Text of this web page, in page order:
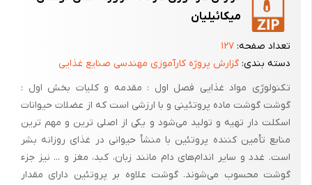
چربی اثر زیادی درکیفیت محصول نهایی دارد زیرا اگر مقدار چربی به مقدار
فرمول نهایی نباشد همبرگر کمی خشک و فاقد رطوبت مطلوب خواهد بود.
پیاز فیزیکی از مواد اولیه اصلی مورد استفاده درتهیه همبرگر می باشد از
آنجائیکه پیازتازه تا حدود 90% آب دارد بنابراین باید درتنظیم رطوبت نهایی
محصول مقدار آب موجود در پیاز را در نظر گرفت پیاز به عنوان طعم دهنده و
پوشاننده طعم های نامطلوب همچنین ایجاد بافتی ترد و آبدار درمحصول
نقش ویژه ای دارد.
میکائیلیان
تعداد صفحه: ۱۲۷
دسته بندی: گزارش پروژه کارآموزی مهندسی صنایع غذایی
تکنولوژی مواد غذایی فصل اول : مقدمه و کلیات بخش اول :
گوشت گوشت ماده پروتئینی و با ارزشی است که از عضلات حیوانات
اسکلت دار تهیه و تولید می‌شود و یکی از اصلی ترین و مهم ترین
منابع تأمین کننده پروتئین با منشأ حیوانی در غذای روزانه بشر
است. غدد و سایر اندام‌های دام مانند زبان، کبد، مغز و ... نیز جزء
گوشت محسوب می‌شوند. گوشت علاوه بر پروتئین دارای مقدار